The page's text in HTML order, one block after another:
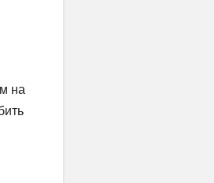
на